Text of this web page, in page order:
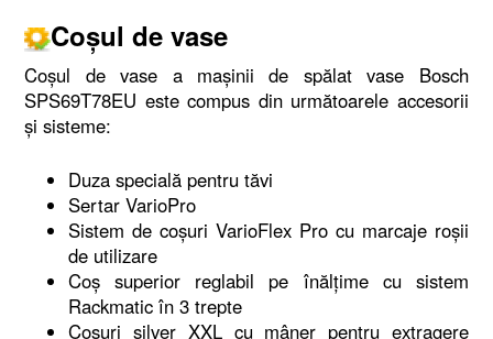
Coșul de vase
Coșul de vase a mașinii de spălat vase Bosch
SPS69T78EU este compus din următoarele accesorii
și sisteme:
Duza specială pentru tăvi
Sertar VarioPro
Sistem de coșuri VarioFlex Pro cu marcaje roșii
de utilizare
Coș superior reglabil pe înălțime cu sistem
Rackmatic în 3 trepte
Coșuri silver XXL cu mâner pentru extragere